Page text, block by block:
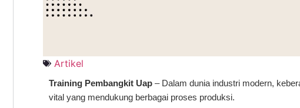
Artikel
Training Pembangkit Uap – Dalam dunia industri modern,
vital yang mendukung berbagai proses produksi.